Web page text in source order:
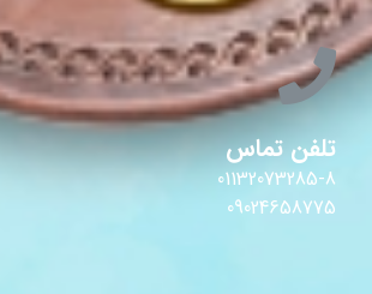
تلفن تماس
01132073285-8
09024658775